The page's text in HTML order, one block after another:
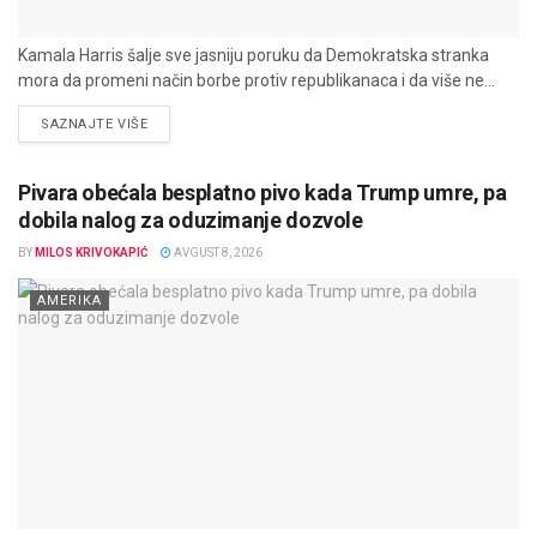
Kamala Harris šalje sve jasniju poruku da Demokratska stranka
mora da promeni način borbe protiv republikanaca i da više ne...
SAZNAJTE VIŠEDETAILS
Pivara obećala besplatno pivo kada Trump umre, pa
dobila nalog za oduzimanje dozvole
BY MILOS KRIVOKAPIĆ AVGUST 8, 2026
AMERIKA